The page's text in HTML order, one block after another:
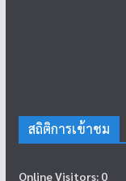
สถิติการเข้าชม
Online Visitors: 0